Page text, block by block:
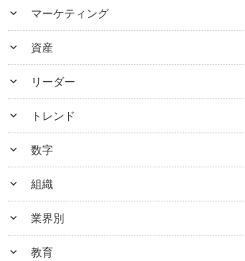
keyboard_arrow_down マーケティング
keyboard_arrow_down 資産
keyboard_arrow_down リーダー
keyboard_arrow_down トレンド
keyboard_arrow_down 数字
keyboard_arrow_down 組織
keyboard_arrow_down 業界別
keyboard_arrow_down 教育